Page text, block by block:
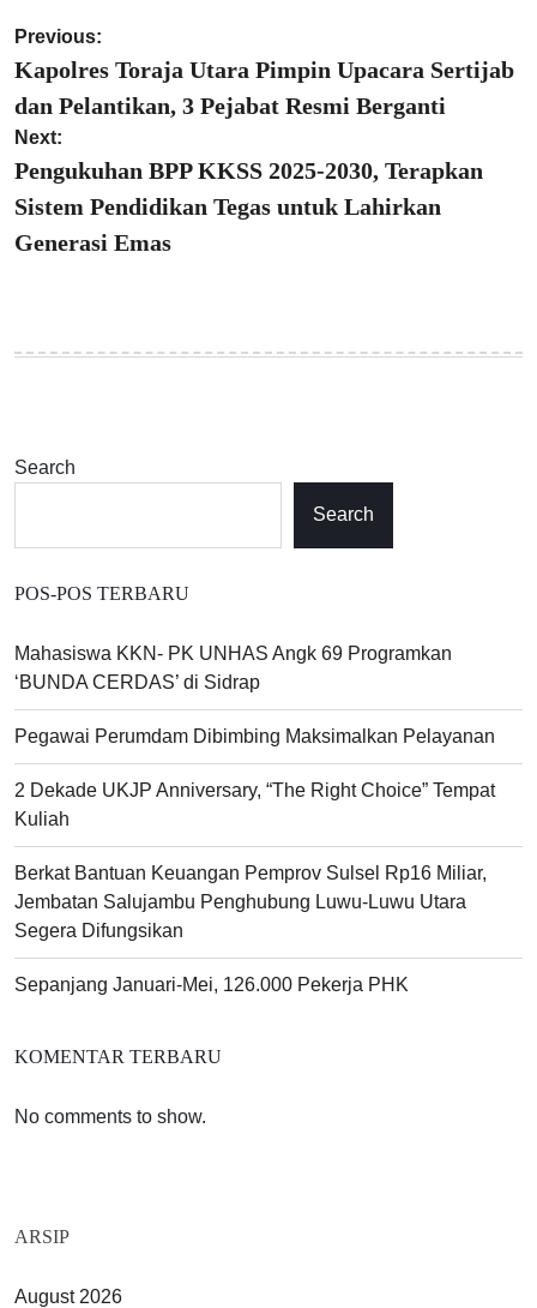
Post
navigation
Previous:
Kapolres Toraja Utara Pimpin Upacara Sertijab
dan Pelantikan, 3 Pejabat Resmi Berganti
Next:
Pengukuhan BPP KKSS 2025-2030, Terapkan
Sistem Pendidikan Tegas untuk Lahirkan
Generasi Emas
Search
Search
POS-POS TERBARU
Mahasiswa KKN- PK UNHAS Angk 69 Programkan
‘BUNDA CERDAS’ di Sidrap
Pegawai Perumdam Dibimbing Maksimalkan Pelayanan
2 Dekade UKJP Anniversary, “The Right Choice” Tempat
Kuliah
Berkat Bantuan Keuangan Pemprov Sulsel Rp16 Miliar,
Jembatan Salujambu Penghubung Luwu-Luwu Utara
Segera Difungsikan
Sepanjang Januari-Mei, 126.000 Pekerja PHK
KOMENTAR TERBARU
No comments to show.
ARSIP
August 2026